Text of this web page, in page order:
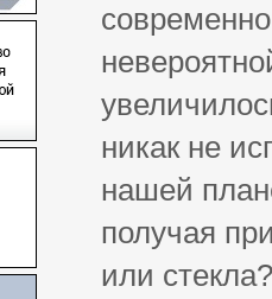
никак не
нашей
получая
или